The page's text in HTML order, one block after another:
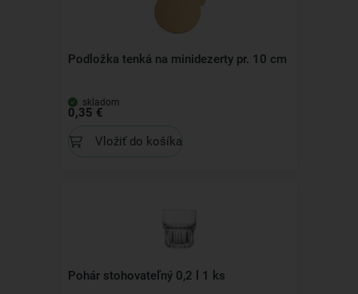
Podložka tenká na minidezerty pr. 10 cm
skladom
0,35 €
Vložiť do košíka
Pohár stohovateľný 0,2 l 1 ks